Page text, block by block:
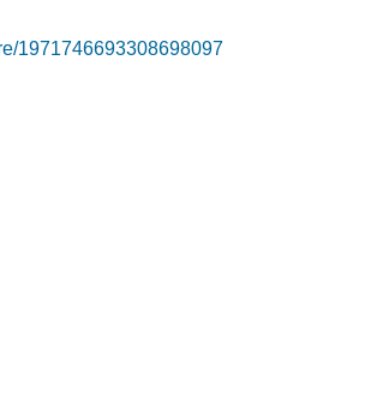
1971746693308698097